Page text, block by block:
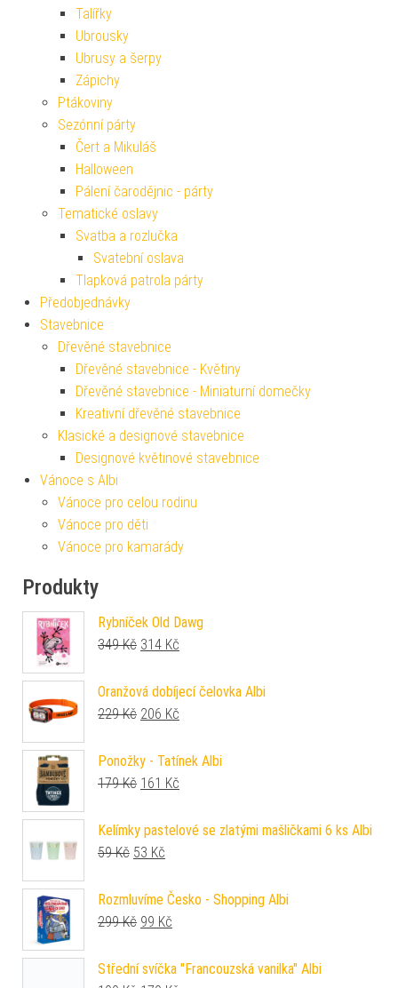
Talířky
Ubrousky
Ubrusy a šerpy
Zápichy
Ptákoviny
Sezónní párty
Čert a Mikuláš
Halloween
Pálení čarodějnic - párty
Tematické oslavy
Svatba a rozlučka
Svatební oslava
Tlapková patrola párty
Předobjednávky
Stavebnice
Dřevěné stavebnice
Dřevěné stavebnice - Květiny
Dřevěné stavebnice - Miniaturní domečky
Kreativní dřevěné stavebnice
Klasické a designové stavebnice
Designové květinové stavebnice
Vánoce s Albi
Vánoce pro celou rodinu
Vánoce pro děti
Vánoce pro kamarády
Produkty
Rybníček Old Dawg
349Kč Původní cena byla: 349 Kč.
314 Kč
Oranžová dobíjecí čelovka Albi
229Kč Původní cena byla: 229 Kč.
206 Kč
Ponožky - Tatínek Albi
179Kč Původní cena byla: 179 Kč.
161 Kč
Kelímky pastelové se zlatými mašličkami 6 ks Albi
59Kč Původní cena byla: 59 Kč.
53 Kč
Rozmluvíme Česko - Shopping Albi
299Kč Původní cena byla: 299 Kč.
99 Kč
Střední svíčka "Francouzská vanilka" Albi